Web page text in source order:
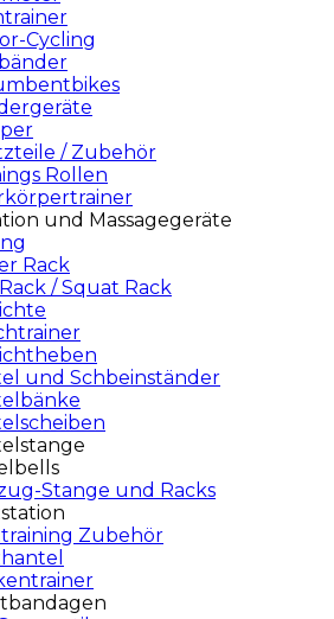
Cycling
/ Zubehör
Rollen
und Massagegeräte
Rack
/ Squat Rack
und Schbeinständer
Stange und Racks
Zubehör